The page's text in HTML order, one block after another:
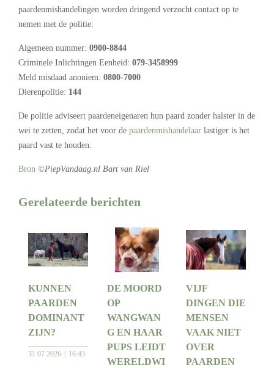
paardenmishandelingen worden dringend verzocht contact op te
nemen met de politie:
Algemeen nummer: 0900-8844
Criminele Inlichtingen Eenheid: 079-3458999
Meld misdaad anoniem: 0800-7000
Dierenpolitie: 144
De politie adviseert paardeneigenaren hun paard zonder halster in de
wei te zetten, zodat het voor de paardenmishandelaar lastiger is het
paard vast te houden.
Bron ©PiepVandaag.nl Bart van Riel
Gerelateerde berichten
KUNNEN
PAARDEN
DOMINANT
ZIJN?
31 07 2026 16:43
DE MOORD
OP
WANGWAN
G EN HAAR
PUPS LEIDT
WERELDWI
VIJF
DINGEN DIE
MENSEN
VAAK NIET
OVER
PAARDEN